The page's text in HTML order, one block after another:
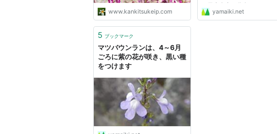
www.kankitsukeip.com
は日本全土に分布しています
くにた花を咲かせる、マツバ
yamaiki.net
5 ブックマーク
マツバウンランは、4～6月
ごろに紫の花が咲き、黒い種
をつけます